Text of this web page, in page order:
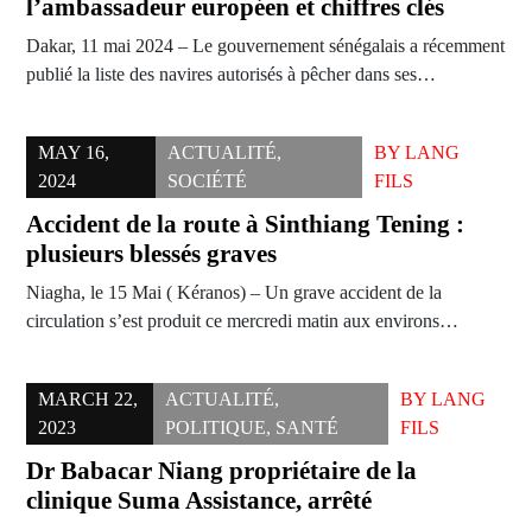
l’ambassadeur européen et chiffres clés
Dakar, 11 mai 2024 – Le gouvernement sénégalais a récemment
publié la liste des navires autorisés à pêcher dans ses…
MAY 16,
2024
ACTUALITÉ,
SOCIÉTÉ
BYLANG
FILS
Accident de la route à Sinthiang Tening :
plusieurs blessés graves
Niagha, le 15 Mai ( Kéranos) – Un grave accident de la
circulation s’est produit ce mercredi matin aux environs…
MARCH 22,
2023
ACTUALITÉ,
POLITIQUE, SANTÉ
BYLANG
FILS
Dr Babacar Niang propriétaire de la
clinique Suma Assistance, arrêté